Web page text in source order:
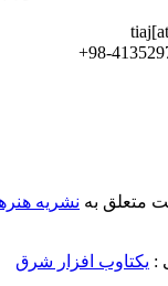
بهنشریه هنرهای
افزار شرق